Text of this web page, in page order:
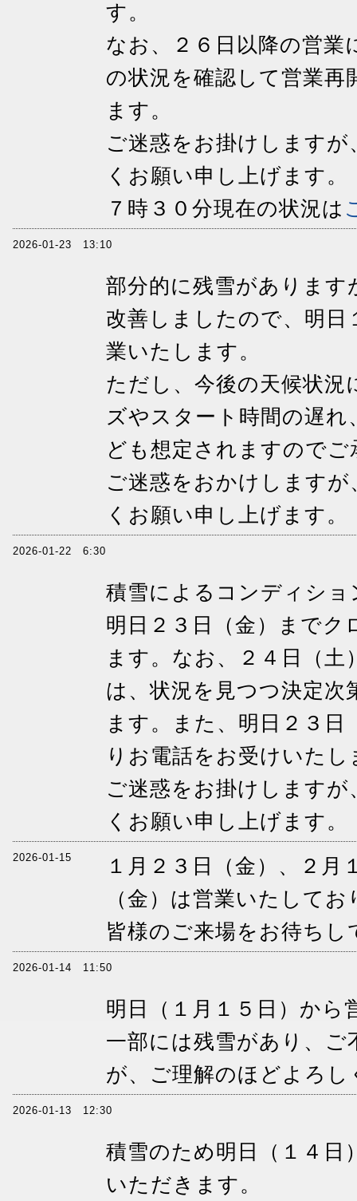
す。
なお、２６日以降の営業
の状況を確認して営業再
ます。
ご迷惑をお掛けします
くお願い申し上げます。
７時３０分現在の状況は
2026-01-23 13:10
部分的に残雪がありま
改善しましたので、明日
業いたします。
ただし、今後の天候状
ズやスタート時間の遅
ども想定されますので
ご迷惑をおかけします
くお願い申し上げます。
2026-01-22 6:30
積雪によるコンディシ
明日２３日（金）まで
ます。なお、２４日（
は、状況を見つつ決定次
ます。また、明日２３
りお電話をお受けいたし
ご迷惑をお掛けします
くお願い申し上げます。
2026-01-15
１月２３日（金）、２月
（金）は営業いたしてお
皆様のご来場をお待ちし
2026-01-14 11:50
明日（１月１５日）から
一部には残雪があり、
が、ご理解のほどよろ
2026-01-13 12:30
積雪のため明日（１４
いただきます。